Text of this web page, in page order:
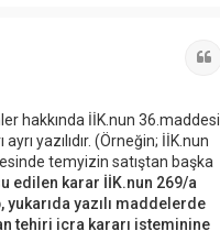
hakkında İİK.nun 36.maddesi
yazılıdır. (Örneğin; İİK.nun
temyizin satıştan başka
edilen karar İİK.nun 269/a
yazılı maddelerde
tehiri icra kararı isteminine